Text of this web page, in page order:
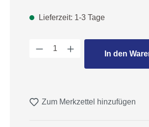
Lieferzeit: 1-3 Tage
Produkt Anzahl: Gib
In den
Zum Merkzettel hinzufügen